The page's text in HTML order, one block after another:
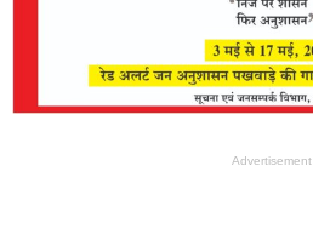
Advertisement